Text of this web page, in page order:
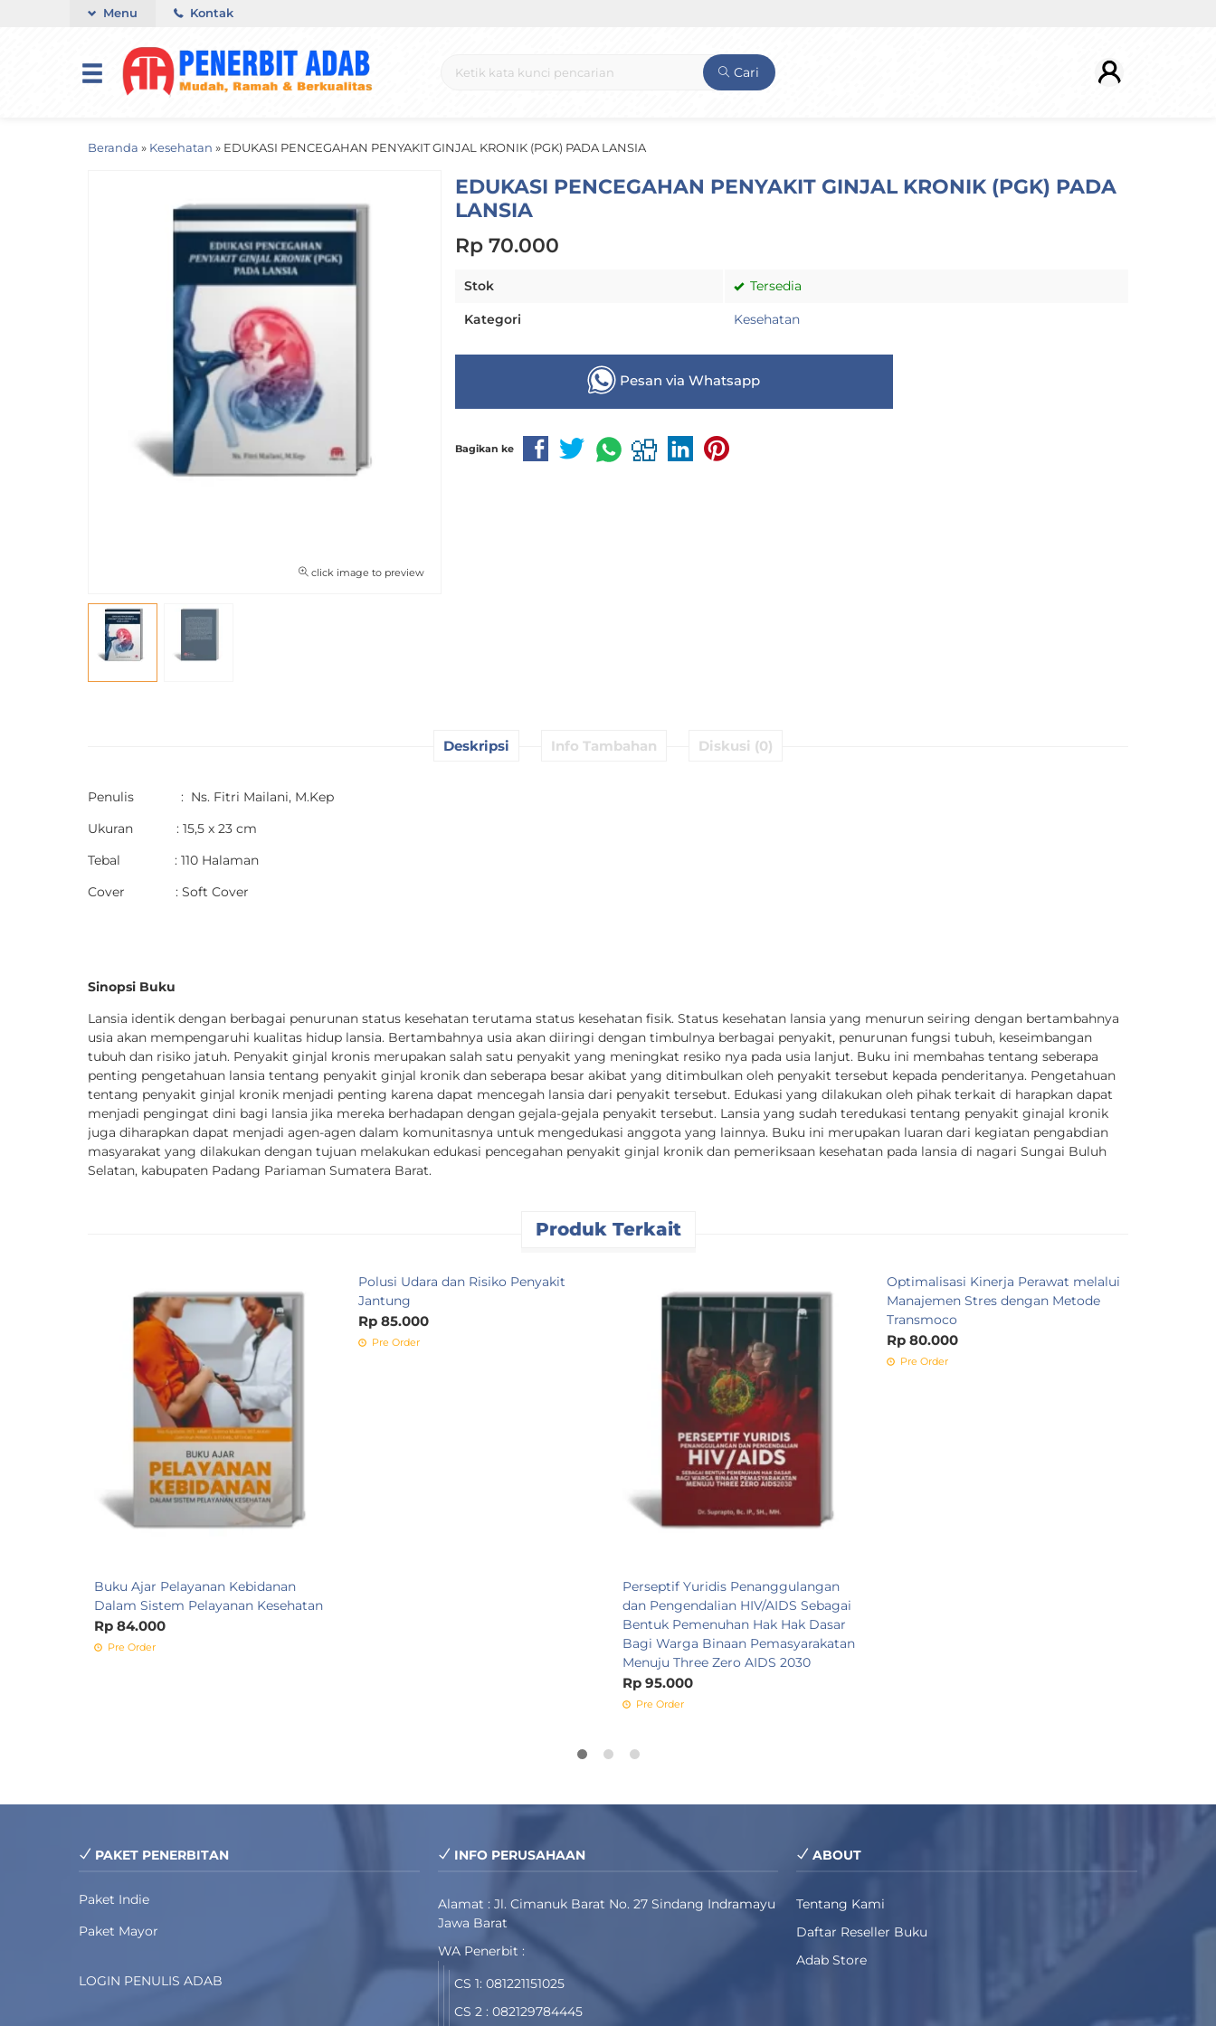
Menu Kontak
Cari
Beranda » Kesehatan » EDUKASI PENCEGAHAN PENYAKIT GINJAL KRONIK (PGK) PADA LANSIA
click image to preview
EDUKASI PENCEGAHAN PENYAKIT GINJAL KRONIK (PGK) PADA
LANSIA
Rp 70.000
Stok Tersedia
Kategori Kesehatan
Pesan via Whatsapp
Bagikan ke
Deskripsi Info Tambahan Diskusi (0)
Penulis : Ns. Fitri Mailani, M.Kep
Ukuran : 15,5 x 23 cm
Tebal : 110 Halaman
Cover : Soft Cover
Sinopsi Buku
Lansia identik dengan berbagai penurunan status kesehatan terutama status kesehatan fisik. Status kesehatan lansia yang menurun seiring dengan bertambahnya
usia akan mempengaruhi kualitas hidup lansia. Bertambahnya usia akan diiringi dengan timbulnya berbagai penyakit, penurunan fungsi tubuh, keseimbangan
tubuh dan risiko jatuh. Penyakit ginjal kronis merupakan salah satu penyakit yang meningkat resiko nya pada usia lanjut. Buku ini membahas tentang seberapa
penting pengetahuan lansia tentang penyakit ginjal kronik dan seberapa besar akibat yang ditimbulkan oleh penyakit tersebut kepada penderitanya. Pengetahuan
tentang penyakit ginjal kronik menjadi penting karena dapat mencegah lansia dari penyakit tersebut. Edukasi yang dilakukan oleh pihak terkait di harapkan dapat
menjadi pengingat dini bagi lansia jika mereka berhadapan dengan gejala-gejala penyakit tersebut. Lansia yang sudah teredukasi tentang penyakit ginajal kronik
juga diharapkan dapat menjadi agen-agen dalam komunitasnya untuk mengedukasi anggota yang lainnya. Buku ini merupakan luaran dari kegiatan pengabdian
masyarakat yang dilakukan dengan tujuan melakukan edukasi pencegahan penyakit ginjal kronik dan pemeriksaan kesehatan pada lansia di nagari Sungai Buluh
Selatan, kabupaten Padang Pariaman Sumatera Barat.
Produk Terkait
Buku Ajar Pelayanan Kebidanan
Dalam Sistem Pelayanan Kesehatan
Rp 84.000
Pre Order
Polusi Udara dan Risiko Penyakit
Jantung
Rp 85.000
Pre Order
Perseptif Yuridis Penanggulangan
dan Pengendalian HIV/AIDS Sebagai
Bentuk Pemenuhan Hak Hak Dasar
Bagi Warga Binaan Pemasyarakatan
Menuju Three Zero AIDS 2030
Rp 95.000
Pre Order
Optimalisasi Kinerja Perawat melalui
Manajemen Stres dengan Metode
Transmoco
Rp 80.000
Pre Order
PAKET PENERBITAN
Paket Indie
Paket Mayor
LOGIN PENULIS ADAB
INFO PERUSAHAAN
Alamat : Jl. Cimanuk Barat No. 27 Sindang Indramayu
Jawa Barat
WA Penerbit :
CS 1: 081221151025
CS 2 : 082129784445
ABOUT
Tentang Kami
Daftar Reseller Buku
Adab Store